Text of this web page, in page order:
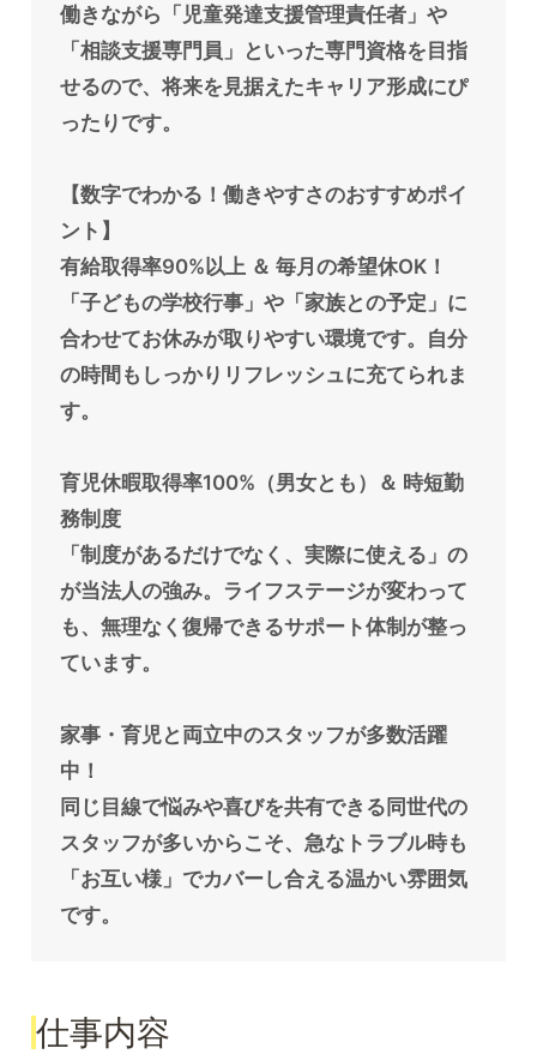
働きながら「児童発達支援管理責任者」や
「相談支援専門員」といった専門資格を目指
せるので、将来を見据えたキャリア形成にぴ
ったりです。
【数字でわかる！働きやすさのおすすめポイ
ント】
有給取得率90%以上 ＆ 毎月の希望休OK！
「子どもの学校行事」や「家族との予定」に
合わせてお休みが取りやすい環境です。自分
の時間もしっかりリフレッシュに充てられま
す。
育児休暇取得率100%（男女とも）＆ 時短勤
務制度
「制度があるだけでなく、実際に使える」の
が当法人の強み。ライフステージが変わって
も、無理なく復帰できるサポート体制が整っ
ています。
家事・育児と両立中のスタッフが多数活躍
中！
同じ目線で悩みや喜びを共有できる同世代の
スタッフが多いからこそ、急なトラブル時も
「お互い様」でカバーし合える温かい雰囲気
です。
仕事内容